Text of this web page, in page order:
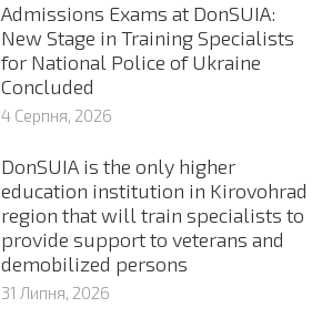
Admissions Exams at DonSUIA:
New Stage in Training Specialists
for National Police of Ukraine
Concluded
4 Серпня, 2026
DonSUIA is the only higher
education institution in Kirovohrad
region that will train specialists to
provide support to veterans and
demobilized persons
31 Липня, 2026